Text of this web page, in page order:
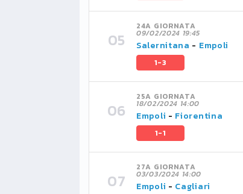
24A GIORNATA
09/02/2024 19:45
Salernitana - Empoli
1-3
25A GIORNATA
18/02/2024 14:00
Empoli - Fiorentina
1-1
27A GIORNATA
03/03/2024 14:00
Empoli - Cagliari